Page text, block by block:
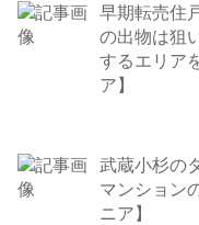
早期転売住
の出物は狙
するエリア
ア】
武蔵小杉の
マンション
ニア】